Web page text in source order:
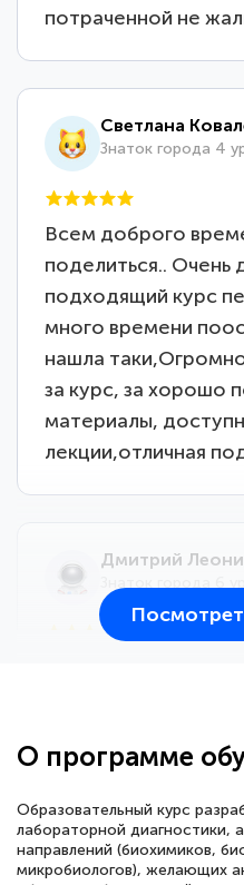
потраченной не
Светлана
Знаток города 4
Всем доброго
поделиться.. Очень
подходящий курс
много времени
нашла
за курс, за хорошо
материалы,
лекции,отличная
Дмитрий
большое
сдачи итоговой
О программе
Образовательный курс
лабораторной диагностики,
направлений (биохимиков,
микробиологов), желающих